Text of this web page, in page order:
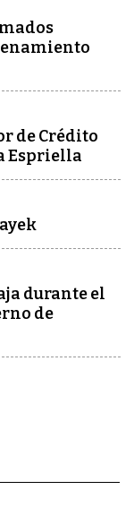
de Crédito
Espriella
durante el
de